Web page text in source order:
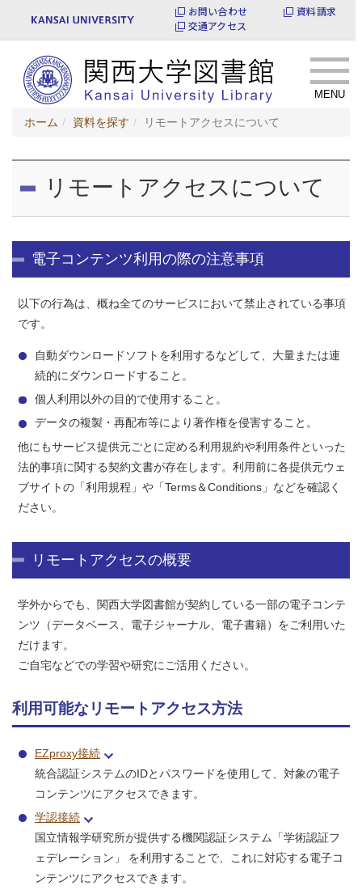
お問い合わせ
資料請求
交通アクセス
MENU
ホーム 資料を探す リモートアクセスについて
リモートアクセスについて
電子コンテンツ利用の際の注意事項
以下の行為は、概ね全てのサービスにおいて禁止されている事項
です。
自動ダウンロードソフトを利用するなどして、大量または連
続的にダウンロードすること。
個人利用以外の目的で使用すること。
データの複製・再配布等により著作権を侵害すること。
他にもサービス提供元ごとに定める利用規約や利用条件といった
法的事項に関する契約文書が存在します。利用前に各提供元ウェ
ブサイトの「利用規程」や「Terms＆Conditions」などを確認く
ださい。
リモートアクセスの概要
学外からでも、関西大学図書館が契約している一部の電子コンテ
ンツ（データベース、電子ジャーナル、電子書籍）をご利用いた
だけます。
ご自宅などでの学習や研究にご活用ください。
利用可能なリモートアクセス方法
EZproxy接続
統合認証システムのIDとパスワードを使用して、対象の電子
コンテンツにアクセスできます。
学認接続
国立情報学研究所が提供する機関認証システム「学術認証フ
ェデレーション」 を利用することで、これに対応する電子コ
ンテンツにアクセスできます。